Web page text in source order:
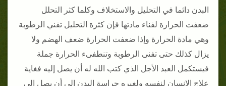
البدن دائما في التحليل والاستخلاف وكلما كثر التحلل
ضعفت الحرارة لفناء مادتها فإن كثرة التحليل تفني الرطوبة
وهي مادة الحرارة وإذا ضعفت الحرارة ضعف الهضم ولا
يزال كذلك حتى تفنى الرطوبة وتنطفىء الحرارة جملة
فيستكمل العبد الأجل الذي كتب الله له أن يصل إليه فغاية
علاج الإنسان لنفسه ولغيره حراسة البدن إلى أن يصل إلى